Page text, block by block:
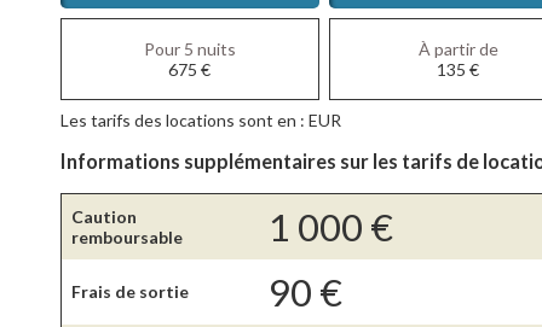
Pour 5 nuits
675 €
À partir de
135 €
Les tarifs des locations sont en : EUR
Informations supplémentaires sur les tarifs de
Caution
remboursable
1 000 €
Frais de sortie 90 €